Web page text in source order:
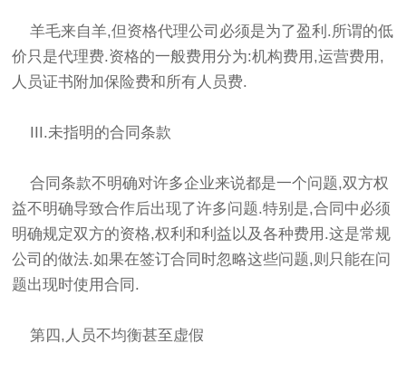
羊毛来自羊,但资格代理公司必须是为了盈利.所谓的低
价只是代理费.资格的一般费用分为:机构费用,运营费用,
人员证书附加保险费和所有人员费.
III.未指明的合同条款
合同条款不明确对许多企业来说都是一个问题,双方权
益不明确导致合作后出现了许多问题.特别是,合同中必须
明确规定双方的资格,权利和利益以及各种费用.这是常规
公司的做法.如果在签订合同时忽略这些问题,则只能在问
题出现时使用合同.
第四,人员不均衡甚至虚假